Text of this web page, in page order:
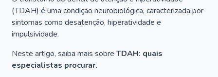
(TDAH) é uma condição neurobiológica, caracterizada por
sintomas como desatenção, hiperatividade e
impulsividade.
Neste artigo, saiba mais sobre TDAH: quais
especialistas procurar.